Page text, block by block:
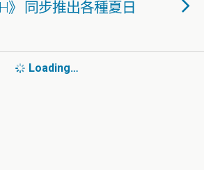
》 同步推出各種夏日
Loading…